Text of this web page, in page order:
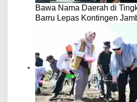
Bawa Nama Daerah di
Barru Lepas Kontingen